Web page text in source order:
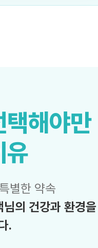
택해야만
유
별한 약속
의 건강과 환경을
.